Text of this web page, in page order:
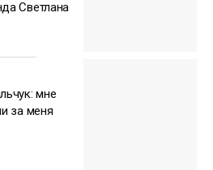
Светлана
мне
за меня